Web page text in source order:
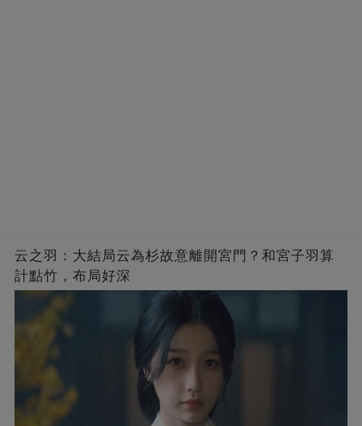
云之羽：大結局云為杉故意離開宮門？和宮子羽算
計點竹，布局好深